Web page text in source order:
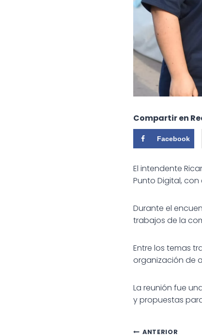
Compartir en
Facebook
El intendente
Punto Digital,
Durante el
trabajos de la
Entre los temas
organización de
La reunión fue
y propuestas
ANTERIOR